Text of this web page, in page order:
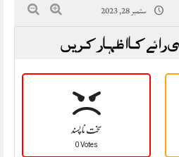
ستمبر 28, 2023
رائے کا اظہار کریں
سخت نا پسند
0 Votes